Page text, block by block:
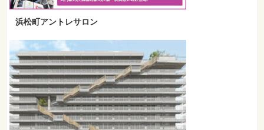
浜松町アントレサロン